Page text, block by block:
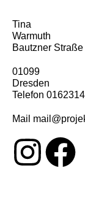
Tina
Warmuth
Bautzner
01099
Dresden
Telefon
Mail